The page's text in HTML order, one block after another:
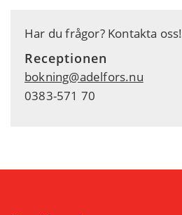
Har du frågor? Kontakta oss!
Receptionen
bokning@adelfors.nu
0383-571 70